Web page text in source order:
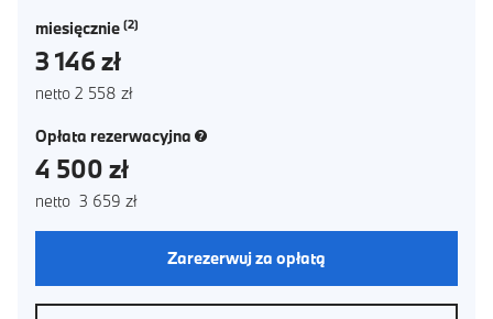
miesięcznie
3 146 zł
netto 2 558 zł
Opłata rezerwacyjna (nowe okno)
4 500 zł
netto 3 659 zł
Zarezerwuj za opłatą